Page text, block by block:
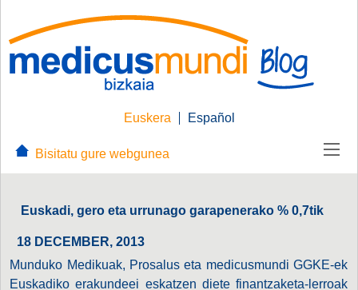
Euskera Español
Bisitatu gure webgunea
Euskadi, gero eta urrunago garapenerako % 0,7tik
18 DECEMBER, 2013
Munduko Medikuak, Prosalus eta medicusmundi GGKE-ek
Euskadiko erakundeei eskatzen diete finantzaketa-lerroak